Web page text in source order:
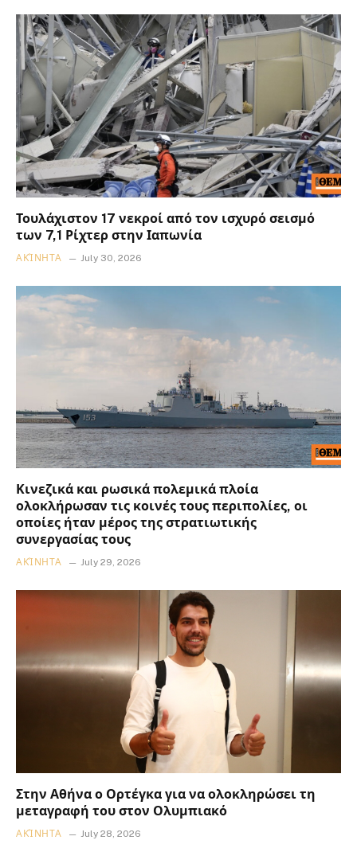
Τουλάχιστον 17 νεκροί από τον ισχυρό σεισμό
των 7,1 Ρίχτερ στην Ιαπωνία
ΑΚΊΝΗΤΑ July 30, 2026
Κινεζικά και ρωσικά πολεμικά πλοία
ολοκλήρωσαν τις κοινές τους περιπολίες, οι
οποίες ήταν μέρος της στρατιωτικής
συνεργασίας τους
ΑΚΊΝΗΤΑ July 29, 2026
Στην Αθήνα ο Ορτέγκα για να ολοκληρώσει τη
μεταγραφή του στον Ολυμπιακό
ΑΚΊΝΗΤΑ July 28, 2026